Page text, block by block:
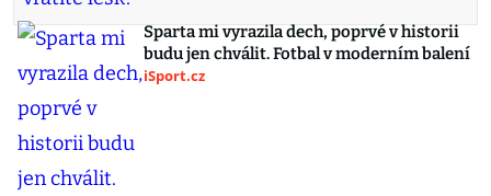
Sparta mi vyrazila dech, poprvé v historii
budu jen chválit. Fotbal v moderním balení
iSport.cz